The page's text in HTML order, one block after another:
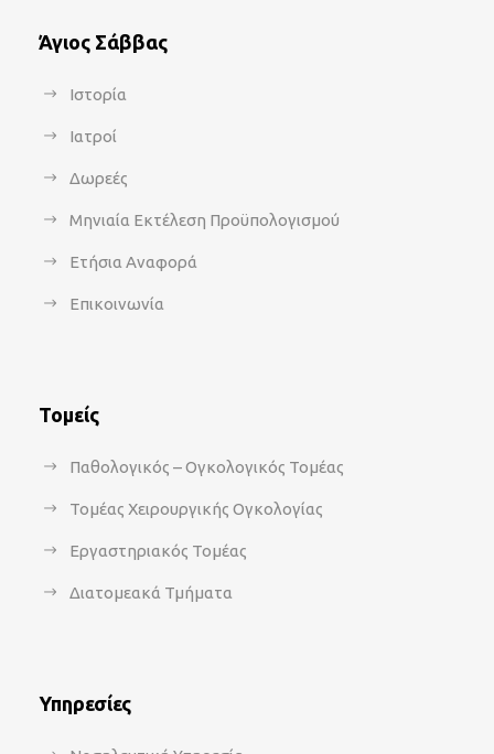
Άγιος Σάββας
Ιστορία
Ιατροί
Δωρεές
Μηνιαία Εκτέλεση Προϋπολογισμού
Ετήσια Αναφορά
Επικοινωνία
Τομείς
Παθολογικός – Ογκολογικός Τομέας
Τομέας Χειρουργικής Ογκολογίας
Εργαστηριακός Τομέας
Διατομεακά Τμήματα
Υπηρεσίες